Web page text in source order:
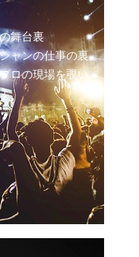
舞台裏
ャンの仕事の裏
ロの現場を覗い